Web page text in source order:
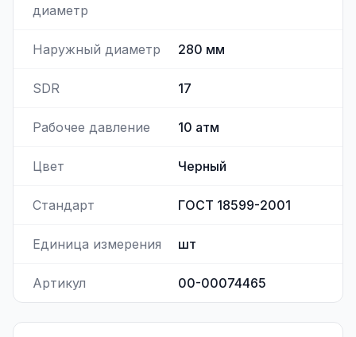
диаметр
Наружный диаметр 280 мм
SDR 17
Рабочее давление 10 атм
Цвет Черный
Стандарт ГОСТ 18599-2001
Единица измерения шт
Артикул 00-00074465